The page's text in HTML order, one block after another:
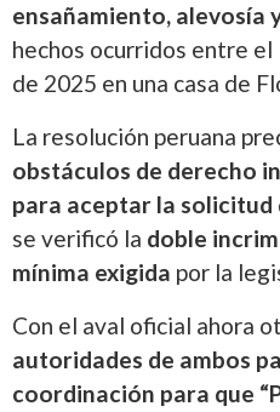
ensañamiento, alevosía
hechos ocurridos entre
de 2025 en una casa de
La resolución peruana
obstáculos de derecho
para aceptar la solicitud
se verificó la doble
mínima exigida por la
Con el aval oficial ahora
autoridades de ambos
coordinación para que